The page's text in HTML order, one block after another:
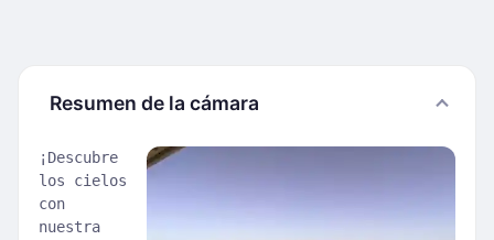
Resumen de la cámara
¡Descubre
los cielos
con
nuestra